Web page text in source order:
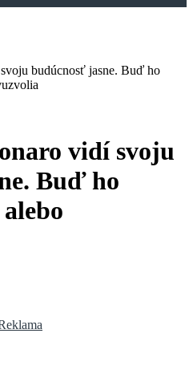
budúcnosť jasne. Buď ho
vidí svoju
Buď ho